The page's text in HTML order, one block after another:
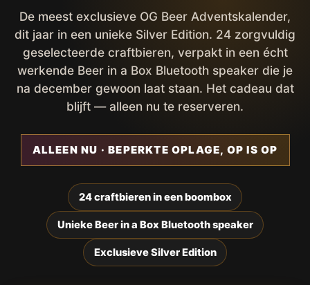
De meest exclusieve OG Beer Adventskalender,
dit jaar in een unieke Silver Edition. 24 zorgvuldig
geselecteerde craftbieren, verpakt in een écht
werkende Beer in a Box Bluetooth speaker die je
na december gewoon laat staan. Het cadeau dat
blijft — alleen nu te reserveren.
ALLEEN NU · BEPERKTE OPLAGE, OP IS OP
24 craftbieren in een boombox
Unieke Beer in a Box Bluetooth speaker
Exclusieve Silver Edition